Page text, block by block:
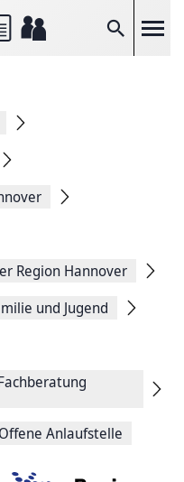
Suche
Region Hannover
und Jugend
Offene Anlaufstelle